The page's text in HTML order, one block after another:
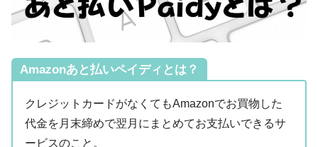
Amazonあと払いペイディとは？
クレジットカードがなくてもAmazonでお買物した
代金を月末締めで翌月にまとめてお支払いできるサ
ービスのこと。